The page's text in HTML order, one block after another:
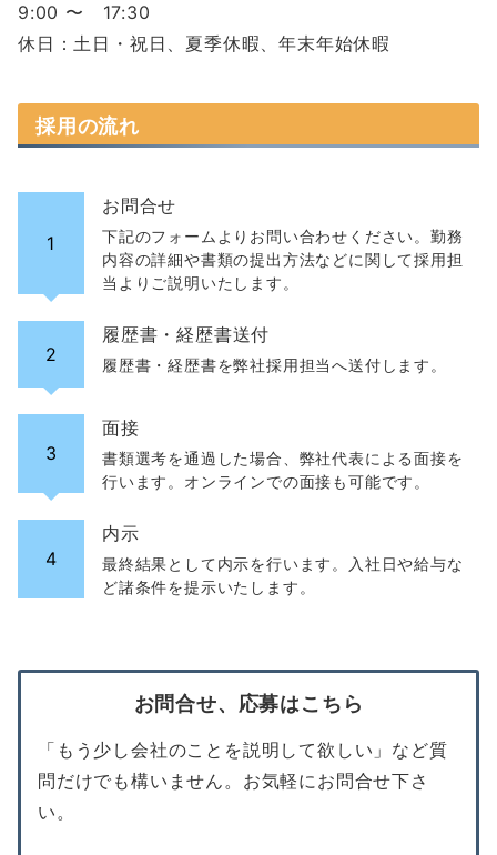
9:00 〜 17:30
休日：土日・祝日、夏季休暇、年末年始休暇
採用の流れ
1
お問合せ
下記のフォームよりお問い合わせください。勤務
内容の詳細や書類の提出方法などに関して採用担
当よりご説明いたします。
2
履歴書・経歴書送付
履歴書・経歴書を弊社採用担当へ送付します。
3
面接
書類選考を通過した場合、弊社代表による面接を
行います。オンラインでの面接も可能です。
4
内示
最終結果として内示を行います。入社日や給与な
ど諸条件を提示いたします。
お問合せ、応募はこちら
「もう少し会社のことを説明して欲しい」など質
問だけでも構いません。お気軽にお問合せ下さ
い。